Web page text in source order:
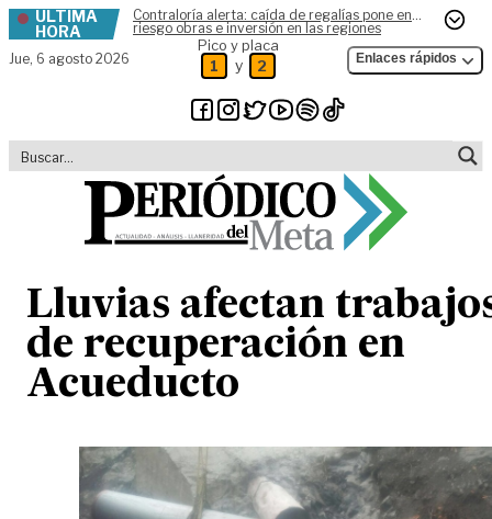
Skip to content
ÚLTIMA
HORA
Contraloría alerta: caída de regalías pone en
riesgo obras e inversión en las regiones
Jue, 6 agosto 2026
Pico y placa
1 y 2 Enlaces rápidos
Lluvias afectan
de recuperación en
Acueducto